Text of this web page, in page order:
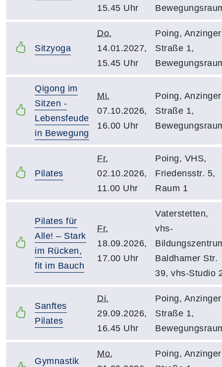
15.45 Uhr
Sitzyoga
Do.
14.01.2027,
15.45 Uhr
Poing, Anzinger
Straße 1,
Qigong im
Sitzen -
Lebensfeude
in Bewegung
Mi.
07.10.2026,
16.00 Uhr
Poing, Anzinger
Straße 1,
Pilates
Fr.
02.10.2026,
11.00 Uhr
Poing, VHS,
Friedensstr. 5,
Raum 1
Pilates für
Alle! – Stark
im Rücken,
fit im Bauch
Fr.
18.09.2026,
17.00 Uhr
Vaterstetten,
vhs-
Baldhamer Str.
39, vhs-Studio
Sanftes
Pilates
Di.
29.09.2026,
16.45 Uhr
Poing, Anzinger
Straße 1,
Gymnastik
Mo.
Poing, Anzinger